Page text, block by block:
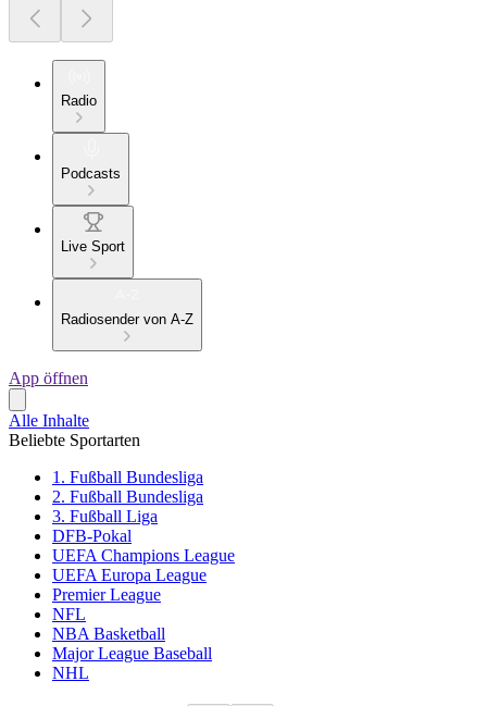
Radio
Podcasts
Live Sport
Radiosender von A-Z
App öffnen
Alle Inhalte
Beliebte Sportarten
1. Fußball Bundesliga
2. Fußball Bundesliga
3. Fußball Liga
DFB-Pokal
UEFA Champions League
UEFA Europa League
Premier League
NFL
NBA Basketball
Major League Baseball
NHL